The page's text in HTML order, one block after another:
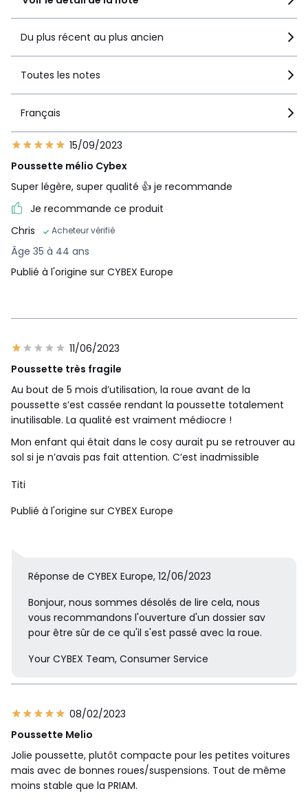
Du plus récent au plus ancien
Toutes les notes
Français
15/09/2023
Poussette mélio Cybex
Super légère, super qualité 👍 je recommande
Je recommande ce produit
Chris
Acheteur vérifié
Âge 35 à 44 ans
Publié à l'origine sur CYBEX Europe
11/06/2023
Poussette très fragile
Au bout de 5 mois d’utilisation, la roue avant de la
poussette s’est cassée rendant la poussette totalement
inutilisable. La qualité est vraiment médiocre !
Mon enfant qui était dans le cosy aurait pu se retrouver au
sol si je n’avais pas fait attention. C’est inadmissible
Titi
Publié à l'origine sur CYBEX Europe
Réponse de CYBEX Europe, 12/06/2023
Bonjour, nous sommes désolés de lire cela, nous
vous recommandons l'ouverture d'un dossier sav
pour être sûr de ce qu'il s'est passé avec la roue.
Your CYBEX Team, Consumer Service
08/02/2023
Poussette Melio
Jolie poussette, plutôt compacte pour les petites voitures
mais avec de bonnes roues/suspensions. Tout de même
moins stable que la PRIAM.